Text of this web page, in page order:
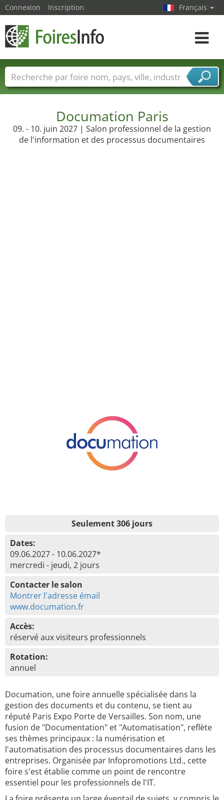
Documation Paris
09. - 10. juin 2027 | Salon professionnel de la gestion
de l'information et des processus documentaires
Seulement 306 jours
Dates:
09.06.2027 - 10.06.2027*
mercredi - jeudi, 2 jours
Contacter le salon
Montrer l'adresse émail
www.documation.fr
Accès:
réservé aux visiteurs professionnels
Rotation:
annuel
Documation, une foire annuelle spécialisée dans la
gestion des documents et du contenu, se tient au
réputé Paris Expo Porte de Versailles. Son nom, une
fusion de "Documentation" et "Automatisation", reflète
ses thèmes principaux : la numérisation et
l'automatisation des processus documentaires dans les
entreprises. Organisée par Infopromotions Ltd., cette
foire s'est établie comme un point de rencontre
essentiel pour les professionnels de l'IT.
Connexion Inscription Français
Toggle
Foire noms Pays Villes
Secteurs de foire